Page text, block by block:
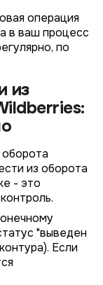
операция
в ваш процесс
по
из
из оборота
- это
"выведен
Если